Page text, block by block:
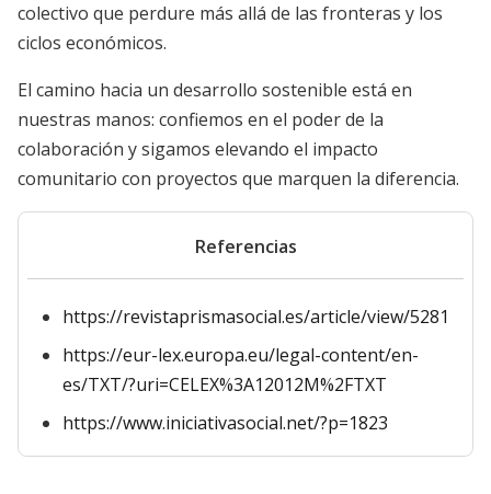
colectivo que perdure más allá de las fronteras y los
ciclos económicos.
El camino hacia un desarrollo sostenible está en
nuestras manos: confiemos en el poder de la
colaboración y sigamos elevando el impacto
comunitario con proyectos que marquen la diferencia.
Referencias
https://revistaprismasocial.es/article/view/5281
https://eur-lex.europa.eu/legal-content/en-
es/TXT/?uri=CELEX%3A12012M%2FTXT
https://www.iniciativasocial.net/?p=1823